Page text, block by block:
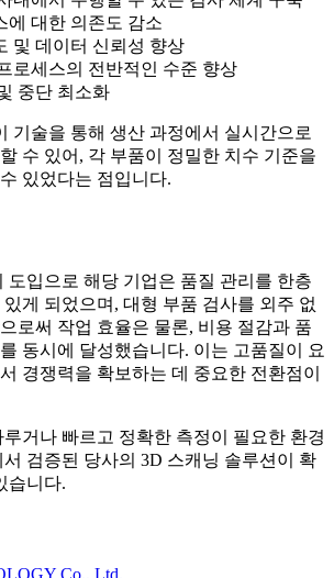
에 대한 의존도 감소
및 데이터 신뢰성 향상
로세스의 전반적인 수준 향상
중단 최소화
기술을 통해 생산 과정에서 실시간으로
수 있어, 각 부품이 정밀한 치수 기준을
있었다는 점입니다.
도입으로 해당 기업은 품질 관리를 한층
게 되었으며, 대형 부품 검사를 외주 없
로써 작업 효율은 물론, 비용 절감과 품
동시에 달성했습니다. 이는 고품질이 요
경쟁력을 확보하는 데 중요한 전환점이
거나 빠르고 정확한 측정이 필요한 환경
검증된 당사의 3D 스캐닝 솔루션이 확
습니다.